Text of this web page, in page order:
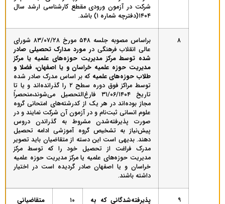
شرکت در آزمون ورودی مقطع کارشناسی ارشد سال
۱۴۰۴(دفترچه شماره ۱) باشد.
۸
براساس‌ مصوبه‌ جلسه ۵۴۸ مورخ ۸۳/۰۷/۲۸ شورای
عالی‌ انقلاب فرهنگی‌ در مورد مدارک‌ تحصیلی‌ صادر
شده‌ توسط مرکز مدیریت حوزه‌های علمیه یا مرکز
مدیریت حوزه علمیه خراسان و یا اصفهان، فضلا و
طلاب ‌حوزه‌های علمیه که بر اساس‌ مدرک‌ صادر شده‌
توسط مراکز فوق دوره ‌سطح ‌۲ را گذرانده‌اند و یا تا
تاریخ ۳۱/۰۶/۱۴۰۴ فارغ‌التحصیل‌ می‌شوند،‌منحصراً
مجاز بوده‌اند در هر یک‌ از کدرشته‌های ‌امتحانی گروه
علوم انسانی ثبت‌نام‌ و در آزمون‌ آن‌ شرکت‌ نمایند و در
صورت پذیرفته‌شدن مشروط به گذراندن دروس
پیش‌نیاز به تشخیص گروه آموزشی ادامه تحصیل
دهند. بدیهی‌ است ‌این‌ دسته‌ از متقاضیان باید تصویر
مدرک‌ فراغت‌ از تحصیل‌ خود را که‌ توسط مرکز
مدیریت حوزه‌های علمیه یا مرکز مدیریت حوزه علمیه
خراسان و یا اصفهان صادر گردیده ‌است‌ در اختیار
داشته باشند.
۹ پذیرفته‌شدگانی‌ که‌ به‌ ۱۰ متقاضیانی